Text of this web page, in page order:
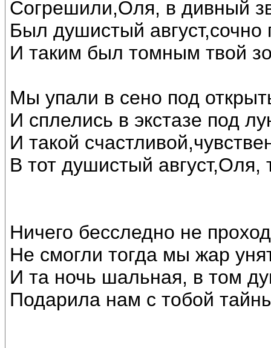
Согрешили,Оля, в дивный
Был душистый август,сочно
И таким был томным твой
Мы упали в сено под
И сплелись в экстазе под
И такой
В тот душистый
Ничего бесследно не
Не смогли тогда мы жар
И та ночь шальная, в том
Подарила нам с тобой